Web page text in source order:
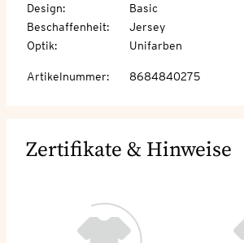
Design:
Basic
Beschaffenheit:
Jersey
Optik: Unifarben
Artikelnummer: 8684840275
Zertifikate & Hinweise